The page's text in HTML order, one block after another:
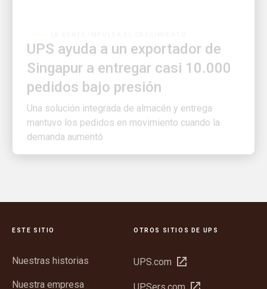
Singapur a entregar casi 10.000
pedidos bajo presión
Una solución integrada de almacén y entrega
mantuvo los pedidos en movimiento cuando la
demanda aumentó
ESTE SITIO
Nuestras historias
Nuestra empresa
OTROS SITIOS DE UPS
UPS.com Abrir
Abrir